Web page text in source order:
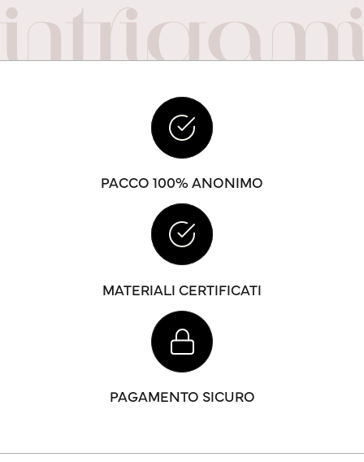
PACCO 100% ANONIMO
MATERIALI CERTIFICATI
PAGAMENTO SICURO